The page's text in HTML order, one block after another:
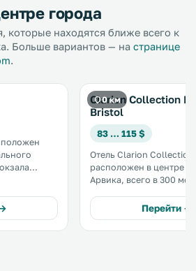
города
которые находятся ближе всего к
Больше вариантов — на странице
.
и
у
зал. .
0 км
Clarion Collection
Bristol
83 … 115 $
Отель Clarion
расположен в центре
Арвика, всего в 300
Гостям
ежедневный легкий
бесплатный Wi-Fi и
Перейти →